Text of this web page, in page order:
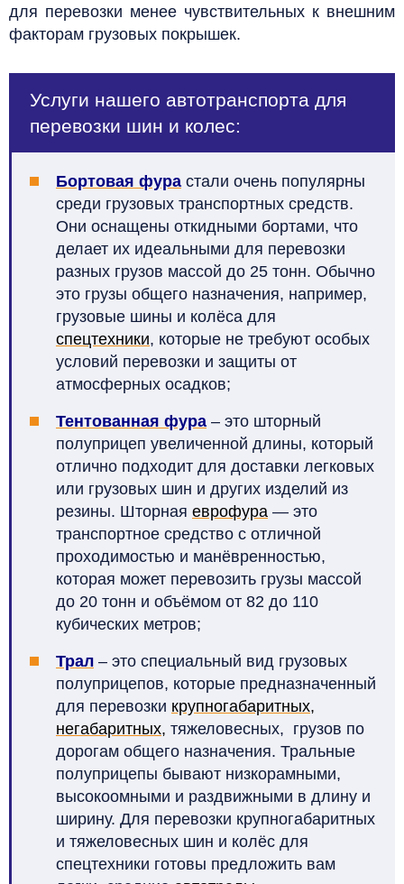
для перевозки менее чувствительных к внешним
факторам грузовых покрышек.
Услуги нашего автотранспорта для
перевозки шин и колес:
Бортовая фура стали очень популярны
среди грузовых транспортных средств.
Они оснащены откидными бортами, что
делает их идеальными для перевозки
разных грузов массой до 25 тонн. Обычно
это грузы общего назначения, например,
грузовые шины и колёса для
спецтехники, которые не требуют особых
условий перевозки и защиты от
атмосферных осадков;
Тентованная фура – это шторный
полуприцеп увеличенной длины, который
отлично подходит для доставки легковых
или грузовых шин и других изделий из
резины. Шторная еврофура — это
транспортное средство с отличной
проходимостью и манёвренностью,
которая может перевозить грузы массой
до 20 тонн и объёмом от 82 до 110
кубических метров;
Трал – это специальный вид грузовых
полуприцепов, которые предназначенный
для перевозки крупногабаритных,
негабаритных, тяжеловесных, грузов по
дорогам общего назначения. Тральные
полуприцепы бывают низкорамными,
высокоомными и раздвижными в длину и
ширину. Для перевозки крупногабаритных
и тяжеловесных шин и колёс для
спецтехники готовы предложить вам